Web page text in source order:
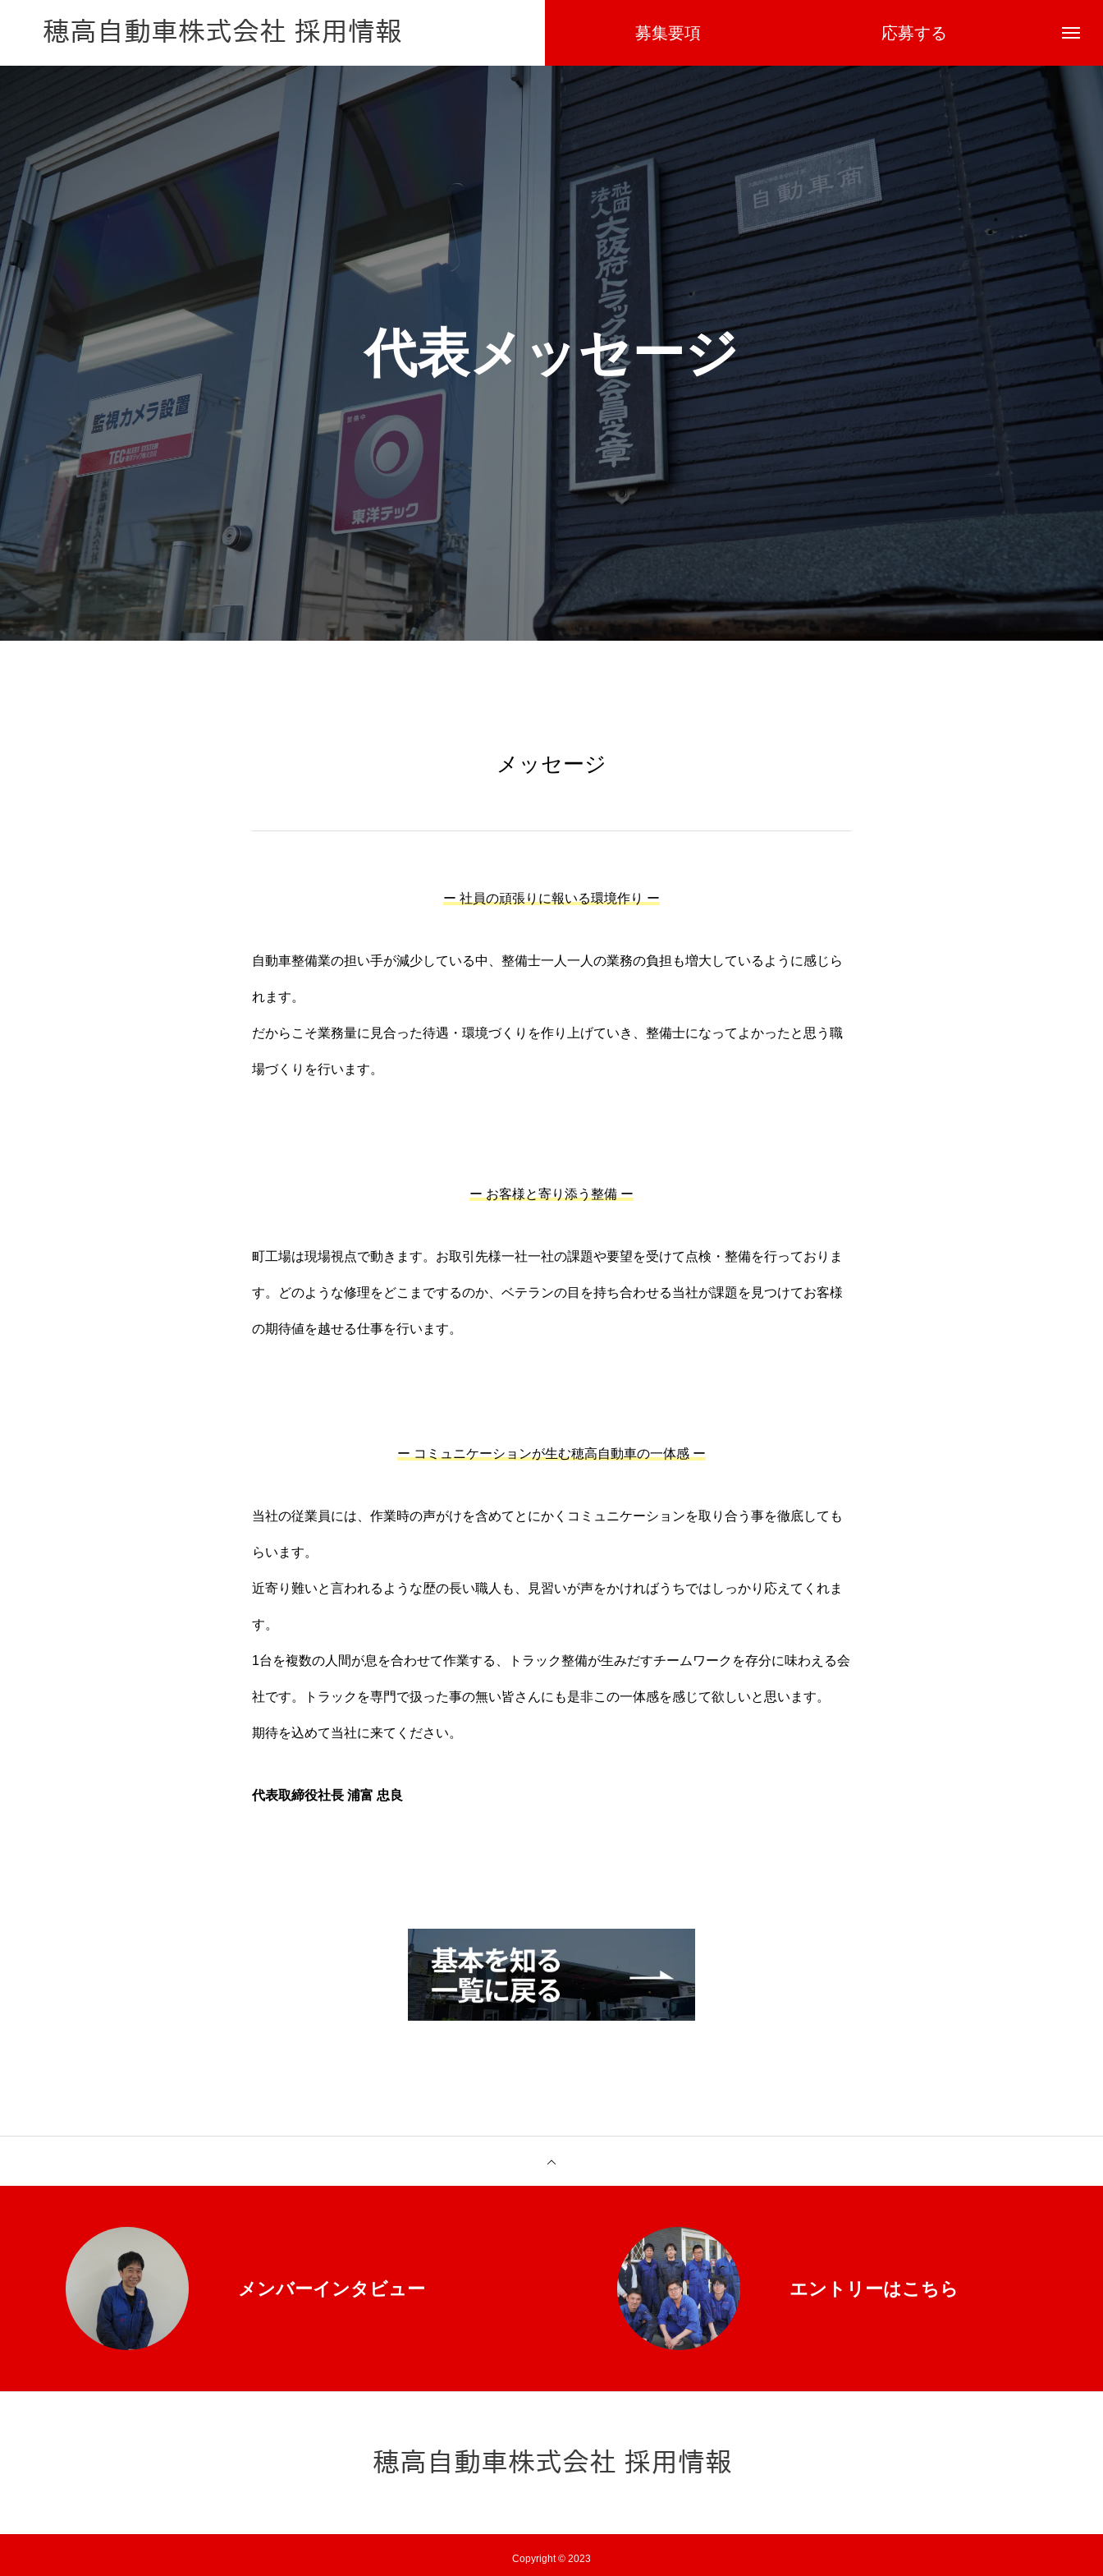
募集要項 応募する
穂高自動車公式HP
代表メッセージ
メッセージ
ー 社員の頑張りに報いる環境作り ー
自動車整備業の担い手が減少している中、整備士一人一人の業務の負担も増大しているように感じら
れます。
だからこそ業務量に見合った待遇・環境づくりを作り上げていき、整備士になってよかったと思う職
場づくりを行います。
ー お客様と寄り添う整備 ー
町工場は現場視点で動きます。お取引先様一社一社の課題や要望を受けて点検・整備を行っておりま
す。どのような修理をどこまでするのか、ベテランの目を持ち合わせる当社が課題を見つけてお客様
の期待値を越せる仕事を行います。
ー コミュニケーションが生む穂高自動車の一体感 ー
当社の従業員には、作業時の声がけを含めてとにかくコミュニケーションを取り合う事を徹底しても
らいます。
近寄り難いと言われるような歴の長い職人も、見習いが声をかければうちではしっかり応えてくれま
す。
1台を複数の人間が息を合わせて作業する、トラック整備が生みだすチームワークを存分に味わえる会
社です。トラックを専門で扱った事の無い皆さんにも是非この一体感を感じて欲しいと思います。
期待を込めて当社に来てください。
代表取締役社長 浦富 忠良
メンバーインタビュー エントリーはこちら
Copyright © 2023